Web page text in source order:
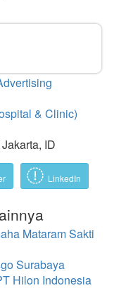
& Clinic)
ID
LinkedIn
Mataram Sakti
Surabaya
Hilon Indonesia